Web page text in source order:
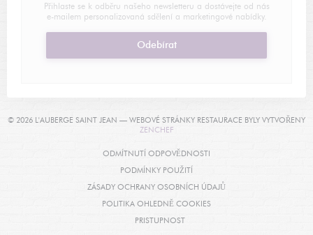
Přihlaste se k odběru našeho newsletteru a dostávejte od nás
e-mailem personalizovaná sdělení a marketingové nabídky.
Odebírat
© 2026 L'AUBERGE SAINT JEAN — WEBOVÉ STRÁNKY RESTAURACE BYLY VYTVOŘENY
ZENCHEF((OTEVŘE SE V NOVÉM OKNĚ))
ODMÍTNUTÍ ODPOVĚDNOSTI
PODMÍNKY POUŽITÍ
ZÁSADY OCHRANY OSOBNÍCH ÚDAJŮ((OTEVŘE SE V NOVÉM
POLITIKA OHLEDNĚ COOKIES((OTEVŘE SE V NOVÉM
PRISTUPNOST((OTEVŘE SE V NOVÉM OKNĚ))